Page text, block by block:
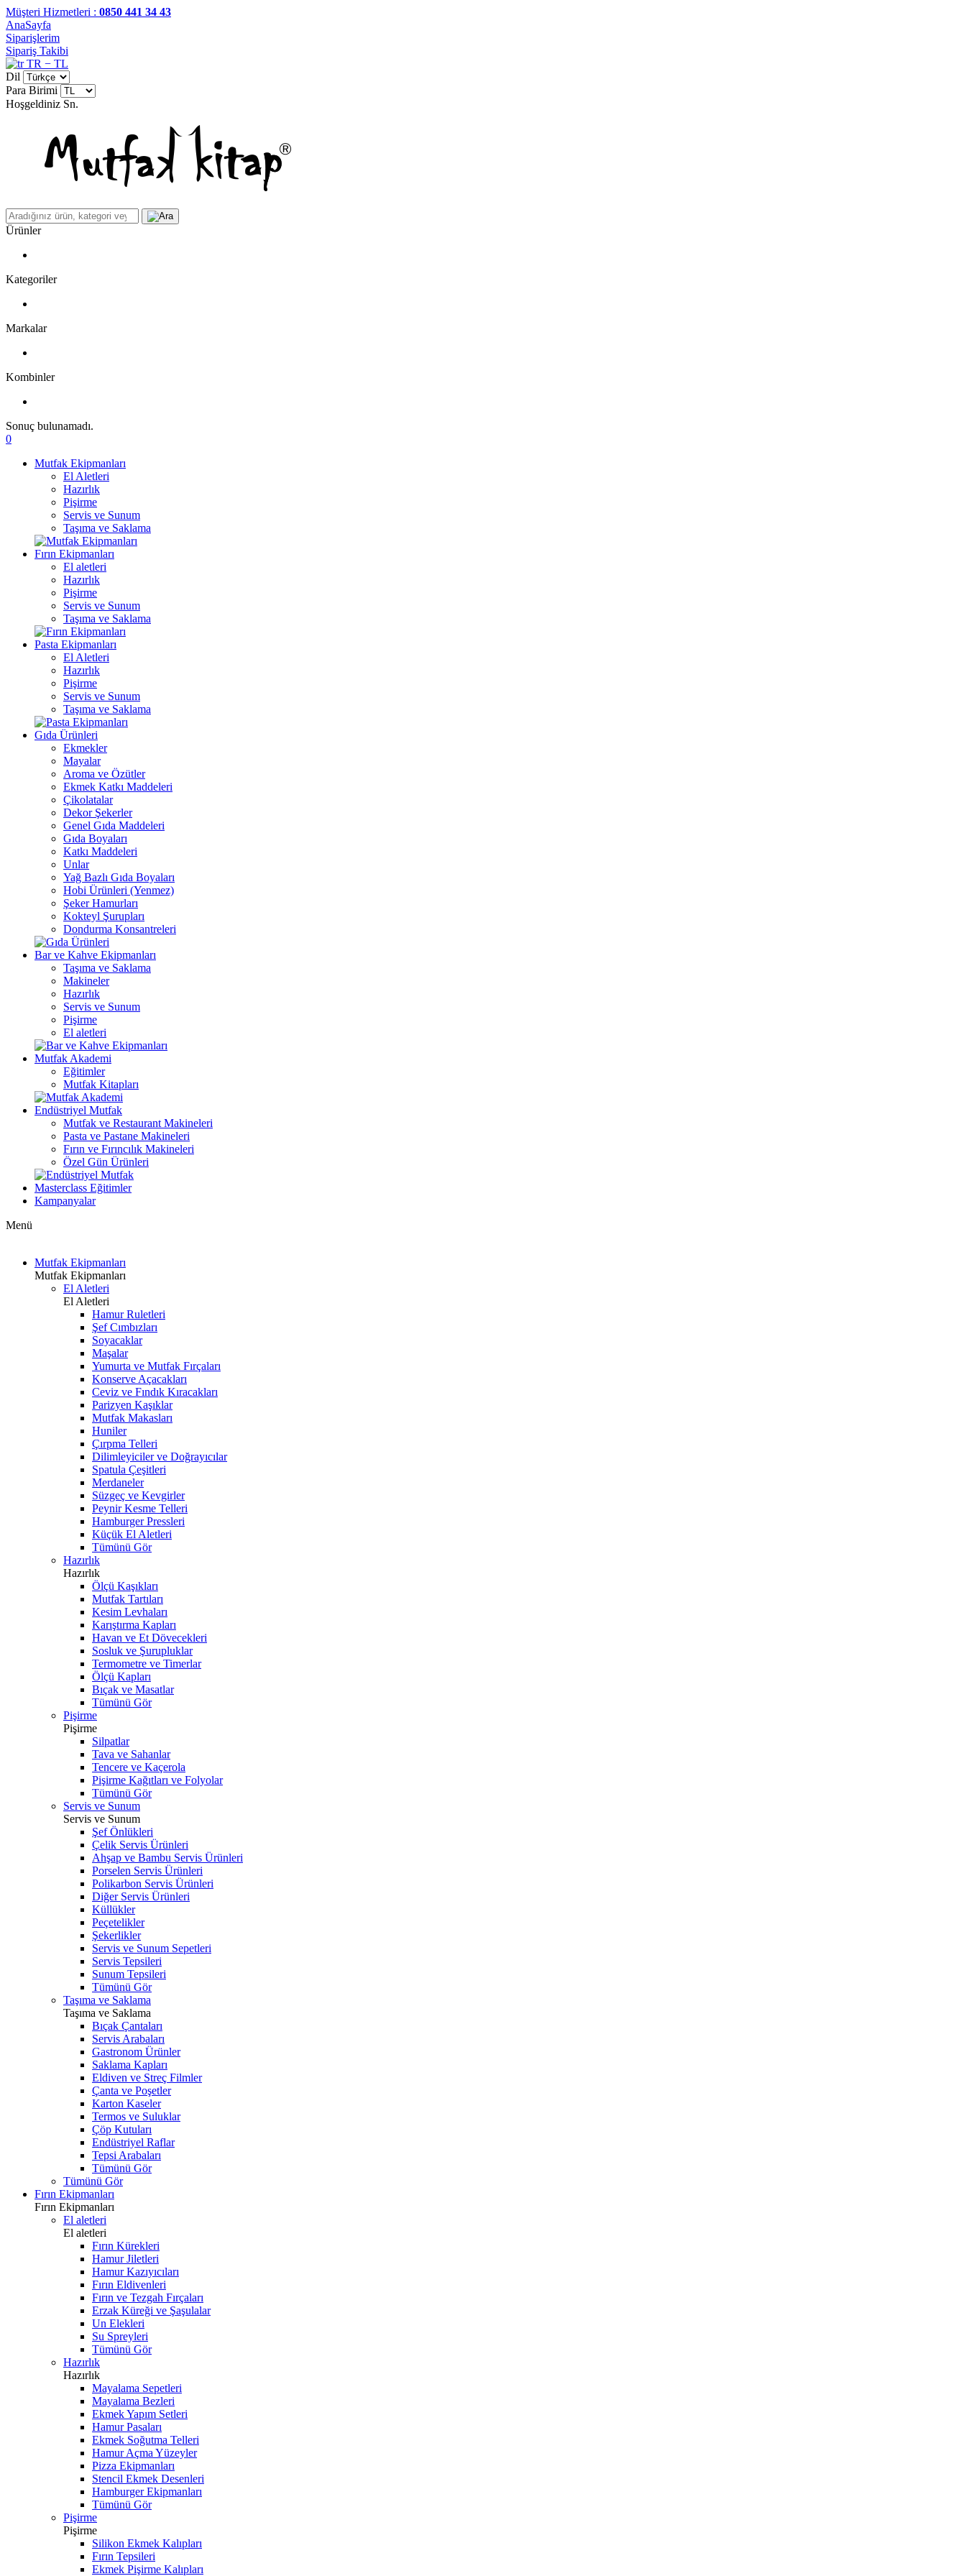
Müşteri Hizmetleri : 0850 441 34 43
AnaSayfa
Siparişlerim
Sipariş Takibi
TR − TL
Dil
Para Birimi
Hoşgeldiniz Sn.
Ürünler
Kategoriler
Markalar
Kombinler
Sonuç bulunamadı.
0
Mutfak Ekipmanları
El Aletleri
Hazırlık
Pişirme
Servis ve Sunum
Taşıma ve Saklama
Fırın Ekipmanları
El aletleri
Hazırlık
Pişirme
Servis ve Sunum
Taşıma ve Saklama
Pasta Ekipmanları
El Aletleri
Hazırlık
Pişirme
Servis ve Sunum
Taşıma ve Saklama
Gıda Ürünleri
Ekmekler
Mayalar
Aroma ve Özütler
Ekmek Katkı Maddeleri
Çikolatalar
Dekor Şekerler
Genel Gıda Maddeleri
Gıda Boyaları
Katkı Maddeleri
Unlar
Yağ Bazlı Gıda Boyaları
Hobi Ürünleri (Yenmez)
Şeker Hamurları
Kokteyl Şurupları
Dondurma Konsantreleri
Bar ve Kahve Ekipmanları
Taşıma ve Saklama
Makineler
Hazırlık
Servis ve Sunum
Pişirme
El aletleri
Mutfak Akademi
Eğitimler
Mutfak Kitapları
Endüstriyel Mutfak
Mutfak ve Restaurant Makineleri
Pasta ve Pastane Makineleri
Fırın ve Fırıncılık Makineleri
Özel Gün Ürünleri
Masterclass Eğitimler
Kampanyalar
Menü
Mutfak Ekipmanları
Mutfak Ekipmanları
El Aletleri
El Aletleri
Hamur Ruletleri
Şef Cımbızları
Soyacaklar
Maşalar
Yumurta ve Mutfak Fırçaları
Konserve Açacakları
Ceviz ve Fındık Kıracakları
Parizyen Kaşıklar
Mutfak Makasları
Huniler
Çırpma Telleri
Dilimleyiciler ve Doğrayıcılar
Spatula Çeşitleri
Merdaneler
Süzgeç ve Kevgirler
Peynir Kesme Telleri
Hamburger Pressleri
Küçük El Aletleri
Tümünü Gör
Hazırlık
Hazırlık
Ölçü Kaşıkları
Mutfak Tartıları
Kesim Levhaları
Karıştırma Kapları
Havan ve Et Dövecekleri
Sosluk ve Şurupluklar
Termometre ve Timerlar
Ölçü Kapları
Bıçak ve Masatlar
Tümünü Gör
Pişirme
Pişirme
Silpatlar
Tava ve Sahanlar
Tencere ve Kaçerola
Pişirme Kağıtları ve Folyolar
Tümünü Gör
Servis ve Sunum
Servis ve Sunum
Şef Önlükleri
Çelik Servis Ürünleri
Ahşap ve Bambu Servis Ürünleri
Porselen Servis Ürünleri
Polikarbon Servis Ürünleri
Diğer Servis Ürünleri
Küllükler
Peçetelikler
Şekerlikler
Servis ve Sunum Sepetleri
Servis Tepsileri
Sunum Tepsileri
Tümünü Gör
Taşıma ve Saklama
Taşıma ve Saklama
Bıçak Çantaları
Servis Arabaları
Gastronom Ürünler
Saklama Kapları
Eldiven ve Streç Filmler
Çanta ve Poşetler
Karton Kaseler
Termos ve Suluklar
Çöp Kutuları
Endüstriyel Raflar
Tepsi Arabaları
Tümünü Gör
Tümünü Gör
Fırın Ekipmanları
Fırın Ekipmanları
El aletleri
El aletleri
Fırın Kürekleri
Hamur Jiletleri
Hamur Kazıyıcıları
Fırın Eldivenleri
Fırın ve Tezgah Fırçaları
Erzak Küreği ve Şaşulalar
Un Elekleri
Su Spreyleri
Tümünü Gör
Hazırlık
Hazırlık
Mayalama Sepetleri
Mayalama Bezleri
Ekmek Yapım Setleri
Hamur Pasaları
Ekmek Soğutma Telleri
Hamur Açma Yüzeyler
Pizza Ekipmanları
Stencil Ekmek Desenleri
Hamburger Ekipmanları
Tümünü Gör
Pişirme
Pişirme
Silikon Ekmek Kalıpları
Fırın Tepsileri
Ekmek Pişirme Kalıpları